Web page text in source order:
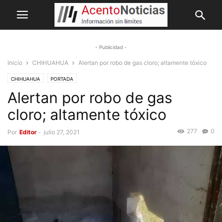
- Publicidad -
Inicio CHIHUAHUA Alertan por robo de gas cloro; altamente tóxico
CHIHUAHUA PORTADA
Alertan por robo de gas
cloro; altamente tóxico
Por Editor - julio 27, 2021 0
277